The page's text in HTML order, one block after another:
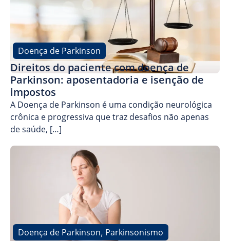
Doença de Parkinson
Direitos do paciente com doença de
Parkinson: aposentadoria e isenção de
impostos
A Doença de Parkinson é uma condição neurológica
crônica e progressiva que traz desafios não apenas
de saúde, […]
Doença de Parkinson, Parkinsonismo